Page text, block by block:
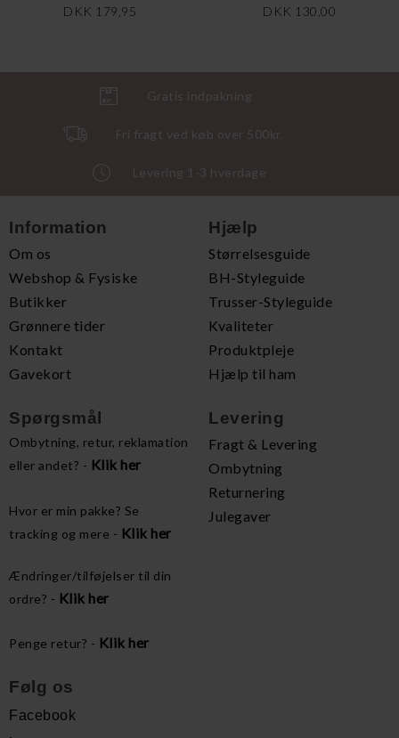
DKK 179,95
DKK 130,00
Gratis indpakning
Fri fragt ved køb over 500kr.
Levering 1-3 hverdage
Information
Om os
Webshop & Fysiske
Butikker
Grønnere tider
Kontakt
Gavekort
Hjælp
Størrelsesguide
BH-Styleguide
Trusser-Styleguide
Kvaliteter
Produktpleje
Hjælp til ham
Spørgsmål
Ombytning, retur, reklamation
eller andet? - Klik her
Hvor er min pakke? Se
tracking og mere - Klik her
Ændringer/tilføjelser til din
ordre? - Klik her
Penge retur? - Klik her
Levering
Fragt & Levering
Ombytning
Returnering
Julegaver
Følg os
Facebook